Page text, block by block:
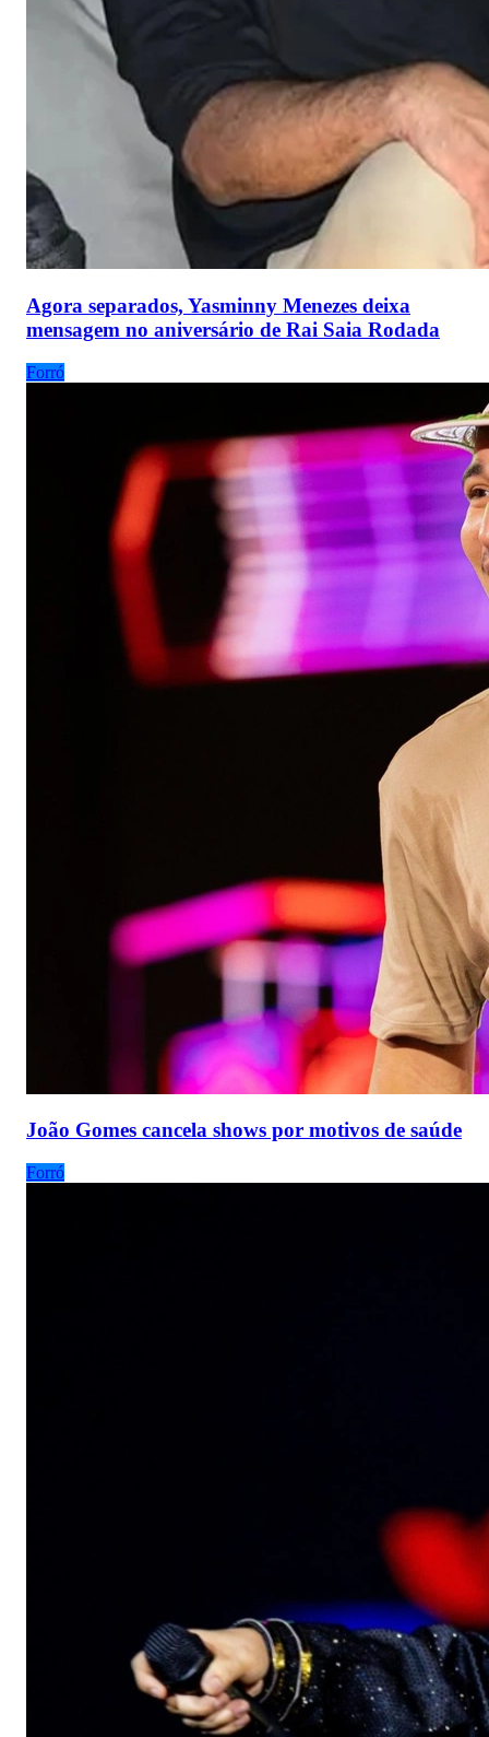
Agora separados, Yasminny Menezes deixa
mensagem no aniversário de Rai Saia Rodada
Forró
João Gomes cancela shows por motivos de saúde
Forró